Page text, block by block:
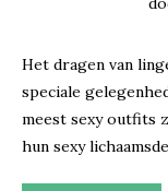
Het dragen van
speciale
meest sexy outfits
hun sexy